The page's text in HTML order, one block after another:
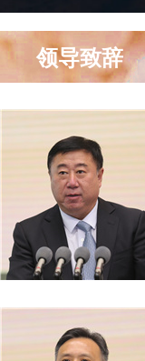
领导致辞